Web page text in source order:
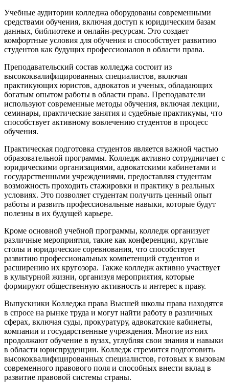
Учебные аудитории колледжа оборудованы современными
средствами обучения, включая доступ к юридическим базам
данных, библиотеке и онлайн-ресурсам. Это создает
комфортные условия для обучения и способствует развитию
студентов как будущих профессионалов в области права.
Преподавательский состав колледжа состоит из
высококвалифицированных специалистов, включая
практикующих юристов, адвокатов и ученых, обладающих
богатым опытом работы в области права. Преподаватели
используют современные методы обучения, включая лекции,
семинары, практические занятия и судебные практикумы, что
способствует активному вовлечению студентов в процесс
обучения.
Практическая подготовка студентов является важной частью
образовательной программы. Колледж активно сотрудничает с
юридическими организациями, адвокатскими кабинетами и
государственными учреждениями, предоставляя студентам
возможность проходить стажировки и практику в реальных
условиях. Это позволяет студентам получить ценный опыт
работы и развить профессиональные навыки, которые будут
полезны в их будущей карьере.
Кроме основной учебной программы, колледж организует
различные мероприятия, такие как конференции, круглые
столы и юридические соревнования, что способствует
развитию профессиональных компетенций студентов и
расширению их кругозора. Также колледж активно участвует
в культурной жизни, организуя мероприятия, которые
формируют общественную активность и интерес к праву.
Выпускники Колледжа права Высшей школы права находятся
в спросе на рынке труда и могут найти работу в различных
сферах, включая суды, прокуратуру, адвокатские кабинеты,
компании и государственные учреждения. Многие из них
продолжают обучение в вузах, углубляя свои знания и навыки
в области юриспруденции. Колледж стремится подготовить
высококвалифицированных специалистов, готовых к вызовам
современного правового поля и способных внести вклад в
развитие правовой системы страны.